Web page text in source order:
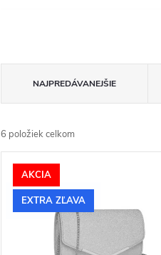
a
d
NAJPREDÁVANEJŠIE
6 položiek celkom
V
p
AKCIA
EXTRA ZĽAVA